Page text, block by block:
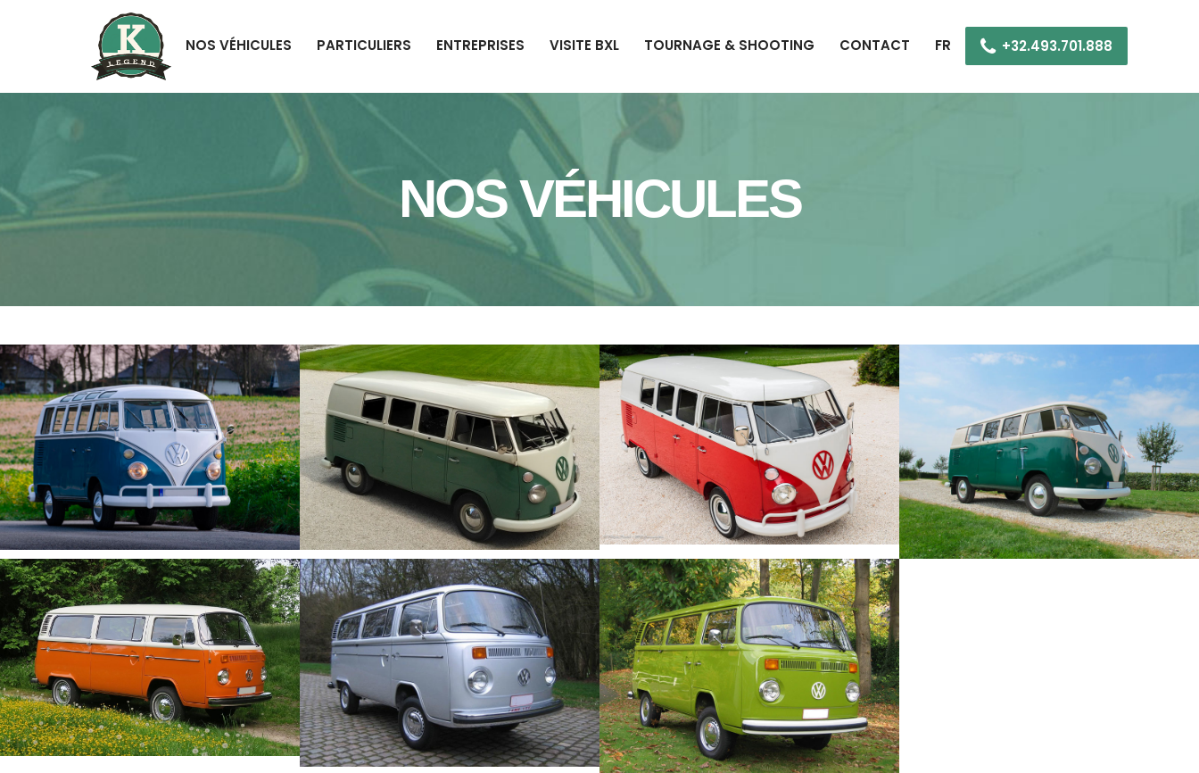
NOS VÉHICULES PARTICULIERS ENTREPRISES VISITE BXL TOURNAGE & SHOOTING CONTACT FR +32.493.701.888
NOS VÉHICULES
/ /
T1 1967 Samba Sea Blue
/ /
T1 1967 Velvet Green Pearl
White
/ /
T1 1966 Sealing Wax Red
Beige Gray
/ /
T1 1965 Racing Green Pearl
White
/ /
T2 1974 Orange / Blanc
/ /
T2 1979 Silver
/ /
T2 1978 Taïga Green